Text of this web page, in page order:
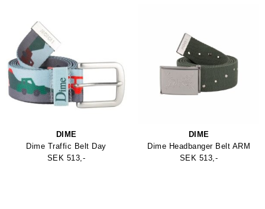
DIME
Dime Traffic Belt Day
SEK 513,-
DIME
Dime Headbanger Belt ARM
SEK 513,-